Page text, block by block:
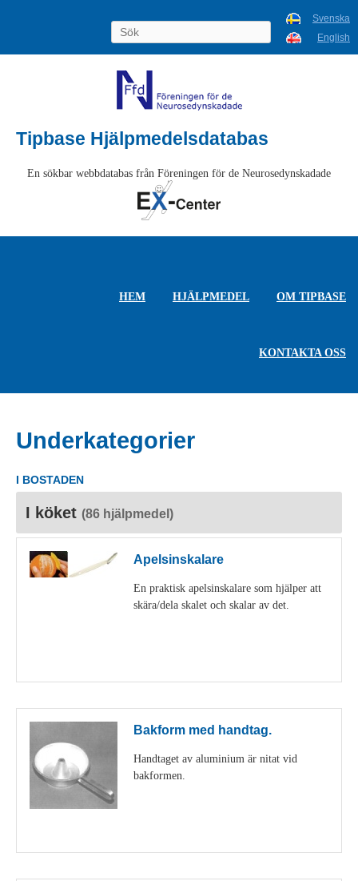
Svenska
English
Tipbase Hjälpmedelsdatabas
En sökbar webbdatabas från Föreningen för de Neurosedynskadade
HEM HJÄLPMEDEL OM TIPBASE
KONTAKTA OSS
Underkategorier
I BOSTADEN
I köket (86 hjälpmedel)
Apelsinskalare
En praktisk apelsinskalare som hjälper att
skära/dela skalet och skalar av det.
Bakform med handtag.
Handtaget av aluminium är nitat vid
bakformen.